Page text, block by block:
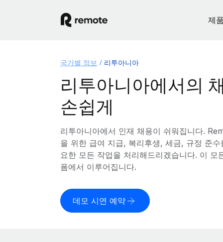
제품
국가별 정보 리투아니아
리투아니아에서의
손쉽게
리투아니아에서 인재 채용이 쉬워집니다.
을 위한 급여 지급, 복리후생, 세금, 규정 준
요한 모든 작업을 처리해드리겠습니다. 이 모
폼에서 이루어집니다.
데모 시연 예약